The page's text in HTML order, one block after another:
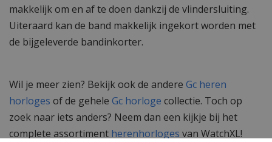
makkelijk om en af te doen dankzij de vlindersluiting.
Uiteraard kan de band makkelijk ingekort worden met
de bijgeleverde bandinkorter.
Wil je meer zien? Bekijk ook de andere Gc heren
horloges of de gehele Gc horloge collectie. Toch op
zoek naar iets anders? Neem dan een kijkje bij het
complete assortiment herenhorloges van WatchXL!